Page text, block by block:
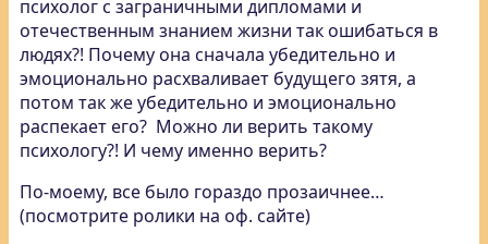
психолог с заграничными дипломами и
отечественным знанием жизни так ошибаться в
людях?! Почему она сначала убедительно и
эмоционально расхваливает будущего зятя, а
потом так же убедительно и эмоционально
распекает его? Можно ли верить такому
психологу?! И чему именно верить?
По-моему, все было гораздо прозаичнее…
(посмотрите ролики на оф. сайте)